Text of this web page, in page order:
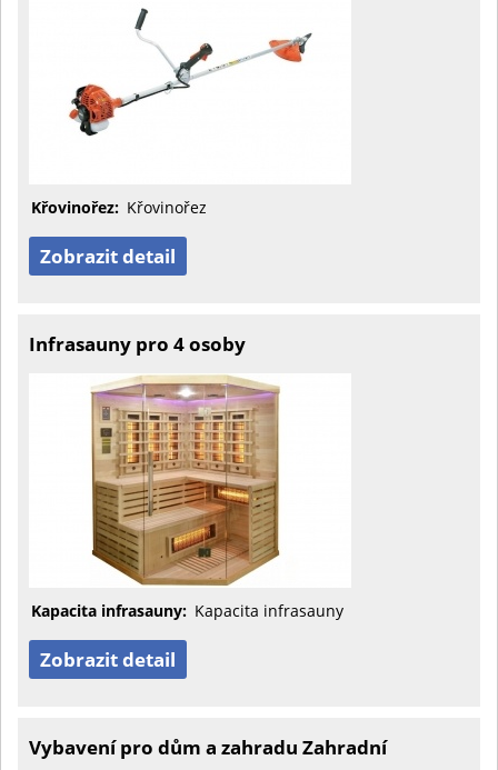
Křovinořez: Křovinořez
Zobrazit detail
Infrasauny pro 4 osoby
Kapacita infrasauny: Kapacita infrasauny
Zobrazit detail
Vybavení pro dům a zahradu Zahradní